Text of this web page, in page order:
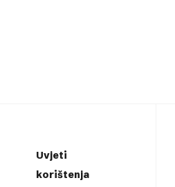
Uvjeti
korištenja